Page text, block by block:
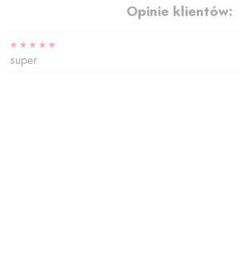
Opinie klientów:
super